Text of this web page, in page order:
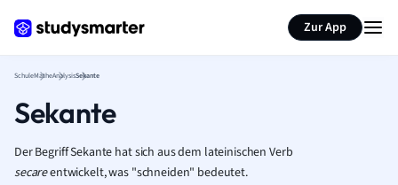
Zur App
SchuleMatheAnalysisSekante
Sekante
Der Begriff Sekante hat sich aus dem lateinischen Verb
secareentwickelt, was "schneiden" bedeutet.
Seite zusammenfassen